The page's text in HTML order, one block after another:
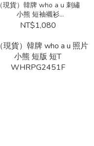
（現貨）韓牌 who a u 刺繡
小熊 短袖襯衫
WHYWG2552F
NT$1,080